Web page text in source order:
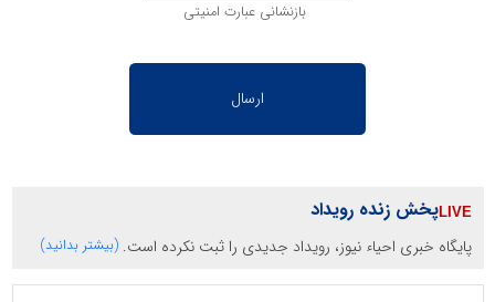
بازنشانی عبارت امنیتی
پخش زنده رویداد
پایگاه خبری احیاء نیوز، رویداد جدیدی را ثبت نکرده است. (بیشتر بدانید)